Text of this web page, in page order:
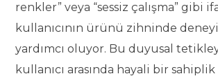
renkler” veya “sessiz çalışma” gibi
kullanıcının ürünü zihninde
yardımcı oluyor. Bu duyusal
kullanıcı arasında hayali bir